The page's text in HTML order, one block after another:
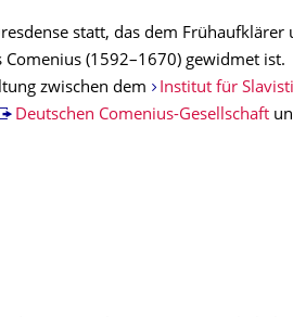
statt, das dem Frühaufklärer
Comenius (1592–1670) gewidmet ist.
zwischen dem
Institut für
Deutschen Comenius-Gesellschaft